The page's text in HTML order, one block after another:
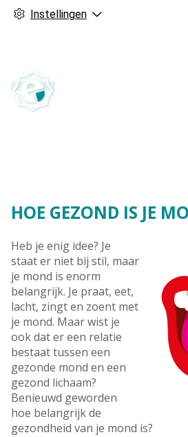
Instellingen
HOE GEZOND IS JE
Heb je enig idee? Je
staat er niet bij stil, maar
je mond is enorm
belangrijk. Je praat, eet,
lacht, zingt en zoent met
je mond. Maar wist je
ook dat er een relatie
bestaat tussen een
gezonde mond en een
gezond lichaam?
Benieuwd geworden
hoe belangrijk de
gezondheid van je mond is?